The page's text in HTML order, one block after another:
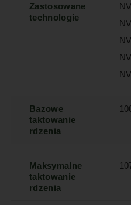
Zastosowane
technologie
Bazowe
taktowanie
rdzenia
Maksymalne
taktowanie
rdzenia